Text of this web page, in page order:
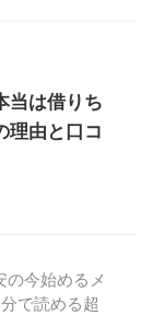
当は借りち
理由と口コ
の今始めるメ
で読める超